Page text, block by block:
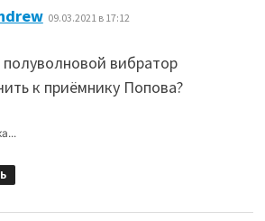
: 09.03.2021 в 17:12
вибратор
к приёмнику Попова?